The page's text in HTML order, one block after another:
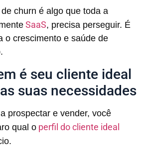
churn é algo que toda a
SaaS, precisa perseguir. É
o crescimento e saúde de
é seu cliente ideal
suas necessidades
prospectar e vender, você
qual o perfil do cliente ideal